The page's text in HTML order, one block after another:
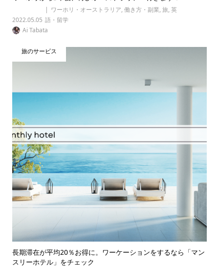
2022.05.05
ワーホリ・オーストラリア, 働き方・副業, 旅, 英
語・留学
Ai Tabata
長期滞在が平均20％お得に。ワーケーションをするなら「マン
スリーホテル」をチェック
旅のサービス